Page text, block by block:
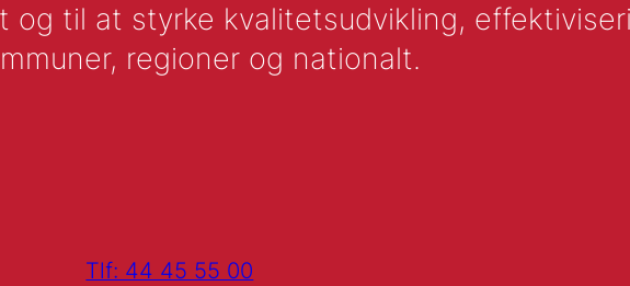
til at styrke kvalitetsudvikling,
regioner og nationalt.
Tlf: 44 45 55 00